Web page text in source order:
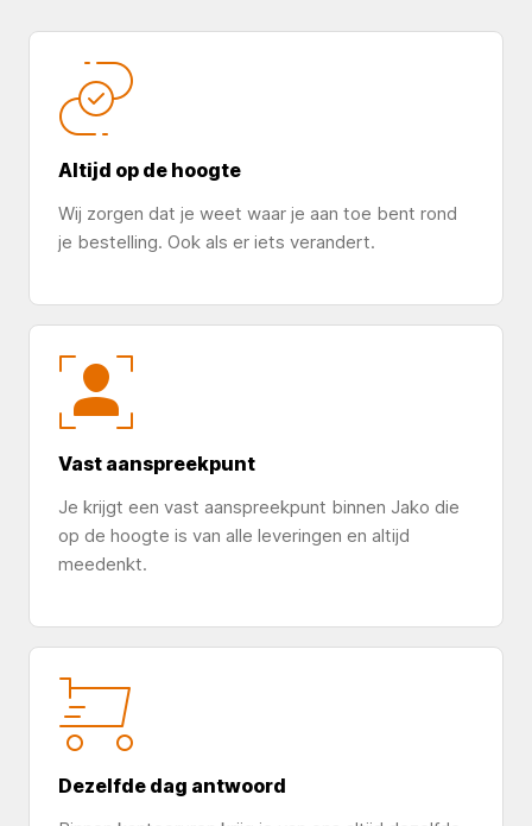
Altijd op de hoogte
Wij zorgen dat je weet waar je aan toe bent rond
je bestelling. Ook als er iets verandert.
Vast aanspreekpunt
Je krijgt een vast aanspreekpunt binnen Jako die
op de hoogte is van alle leveringen en altijd
meedenkt.
Dezelfde dag antwoord